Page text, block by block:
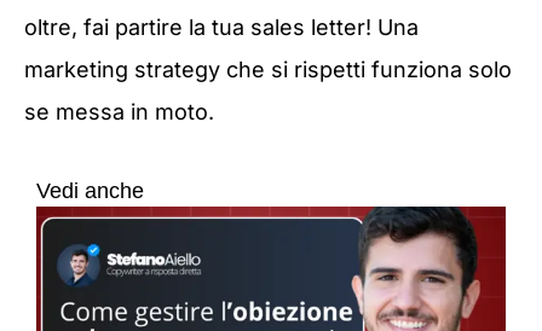
oltre, fai partire la tua sales letter! Una
marketing strategy che si rispetti funziona solo
se messa in moto.
Vedi anche